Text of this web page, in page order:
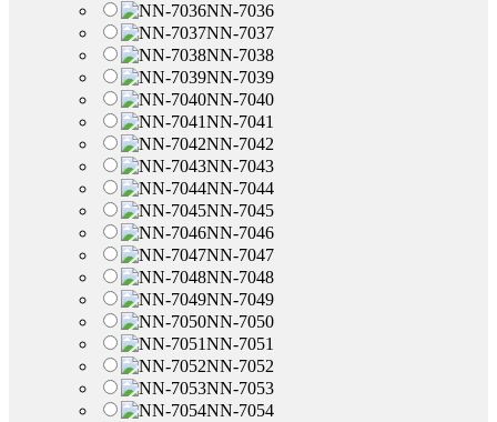
NN-7036
NN-7037
NN-7038
NN-7039
NN-7040
NN-7041
NN-7042
NN-7043
NN-7044
NN-7045
NN-7046
NN-7047
NN-7048
NN-7049
NN-7050
NN-7051
NN-7052
NN-7053
NN-7054